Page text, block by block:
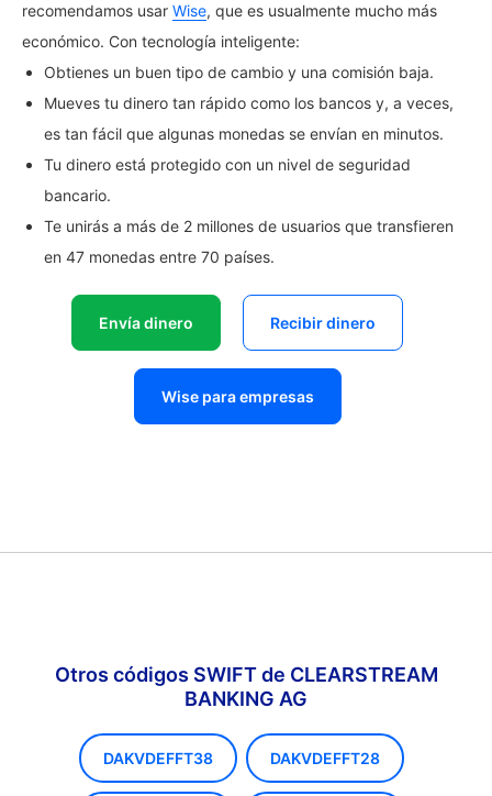
recomendamos usar Wise, que es usualmente mucho más
económico. Con tecnología inteligente:
Obtienes un buen tipo de cambio y una comisión baja.
Mueves tu dinero tan rápido como los bancos y, a veces,
es tan fácil que algunas monedas se envían en minutos.
Tu dinero está protegido con un nivel de seguridad
bancario.
Te unirás a más de 2 millones de usuarios que transfieren
en 47 monedas entre 70 países.
Envía dinero Recibir dinero
Wise para empresas
Otros códigos SWIFT de CLEARSTREAM
BANKING AG
DAKVDEFFT38 DAKVDEFFT28